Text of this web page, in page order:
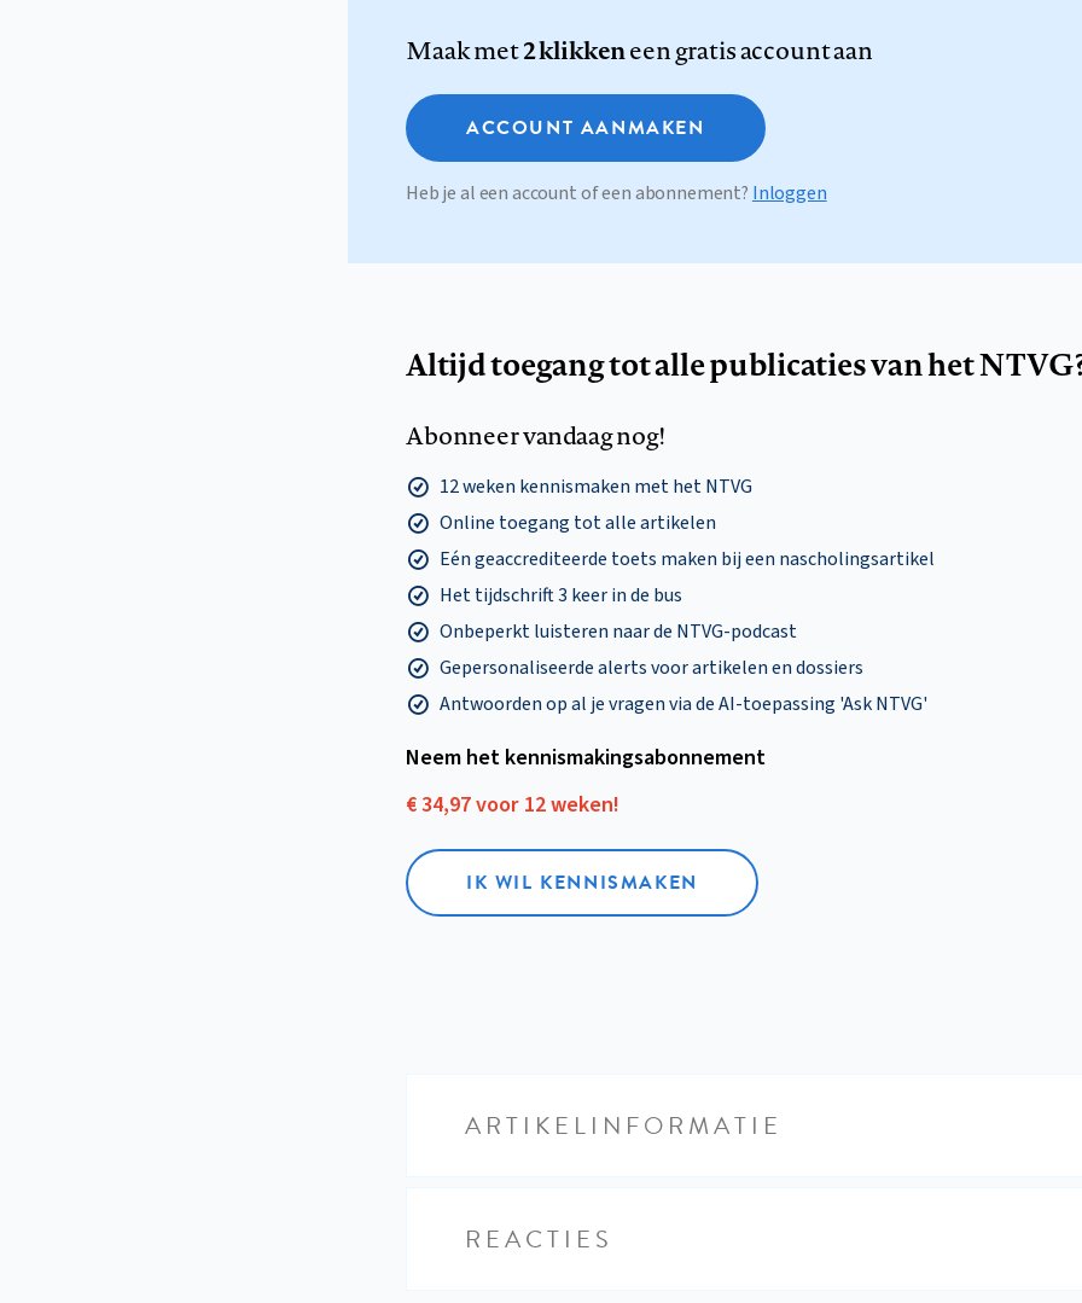
Maak met2 klikkeneen gratis account aan
ACCOUNT AANMAKEN
Heb je al een account of een abonnement? Inloggen
Altijd toegang tot alle publicaties van het
Abonneer vandaag nog!
12 weken kennismaken met het NTVG
Online toegang tot alle artikelen
Eén geaccrediteerde toets maken bij een nascholingsartikel
Het tijdschrift 3 keer in de bus
Onbeperkt luisteren naar de NTVG-podcast
Gepersonaliseerde alerts voor artikelen en dossiers
Antwoorden op al je vragen via de AI-toepassing 'Ask NTVG'
Neem het kennismakings­abonnement
€ 34,97 voor 12 weken!
IK WIL KENNISMAKEN
ARTIKELINFORMATIE
REACTIES